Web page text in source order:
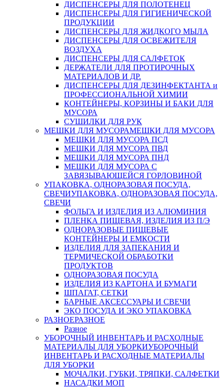
ДИСПЕНСЕРЫ ДЛЯ ПОЛОТЕНЕЦ
ДИСПЕНСЕРЫ ДЛЯ ГИГИЕНИЧЕСКОЙ
ПРОДУКЦИИ
ДИСПЕНСЕРЫ ДЛЯ ЖИДКОГО МЫЛА
ДИСПЕНСЕРЫ ДЛЯ ОСВЕЖИТЕЛЯ
ВОЗДУХА
ДИСПЕНСЕРЫ ДЛЯ САЛФЕТОК
ДЕРЖАТЕЛИ ДЛЯ ПРОТИРОЧНЫХ
МАТЕРИАЛОВ И ДР.
ДИСПЕНСЕРЫ ДЛЯ ДЕЗИНФЕКТАНТА и
ПРОФЕССИОНАЛЬНОЙ ХИМИИ
КОНТЕЙНЕРЫ, КОРЗИНЫ И БАКИ ДЛЯ
МУСОРА
СУШИЛКИ ДЛЯ РУК
МЕШКИ ДЛЯ МУСОРАМЕШКИ ДЛЯ МУСОРА
МЕШКИ ДЛЯ МУСОРА ПСД
МЕШКИ ДЛЯ МУСОРА ПВД
МЕШКИ ДЛЯ МУСОРА ПНД
МЕШКИ ДЛЯ МУСОРА С
ЗАВЯЗЫВАЮЩЕЙСЯ ГОРЛОВИНОЙ
УПАКОВКА, ОДНОРАЗОВАЯ ПОСУДА,
СВЕЧИУПАКОВКА, ОДНОРАЗОВАЯ ПОСУДА,
СВЕЧИ
ФОЛЬГА И ИЗДЕЛИЯ ИЗ АЛЮМИНИЯ
ПЛЕНКА ПИЩЕВАЯ, ИЗДЕЛИЯ ИЗ П/Э
ОДНОРАЗОВЫЕ ПИЩЕВЫЕ
КОНТЕЙНЕРЫ И ЕМКОСТИ
ИЗДЕЛИЯ ДЛЯ ЗАПЕКАНИЯ И
ТЕРМИЧЕСКОЙ ОБРАБОТКИ
ПРОДУКТОВ
ОДНОРАЗОВАЯ ПОСУДА
ИЗДЕЛИЯ ИЗ КАРТОНА И БУМАГИ
ШПАГАТ, СЕТКИ
БАРНЫЕ АКСЕССУАРЫ И СВЕЧИ
ЭКО ПОСУДА И ЭКО УПАКОВКА
РАЗНОЕРАЗНОЕ
Разное
УБОРОЧНЫЙ ИНВЕНТАРЬ И РАСХОДНЫЕ
МАТЕРИАЛЫ ДЛЯ УБОРКИУБОРОЧНЫЙ
ИНВЕНТАРЬ И РАСХОДНЫЕ МАТЕРИАЛЫ
ДЛЯ УБОРКИ
МОЧАЛКИ, ГУБКИ, ТРЯПКИ, САЛФЕТКИ
НАСАДКИ МОП